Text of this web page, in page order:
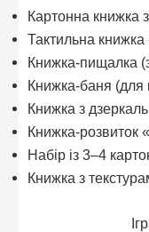
Картонна книжка
Тактильна
Книжка-пищалка
Книжка-баня (для
Книжка з
Книжка-розвиток
Набір із 3–4
Книжка з